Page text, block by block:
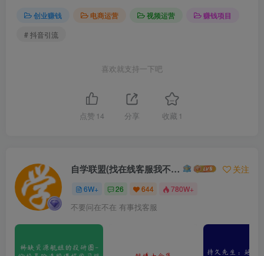
创业赚钱 电商运营 视频运营
赚钱项目
# 抖音引流
喜欢就支持一下吧
点赞 14 分享 收藏 1
自学联盟(找在线客服我不回信息的) 关注
6W+ 26 644 780W+
不要问在不在 有事找客服